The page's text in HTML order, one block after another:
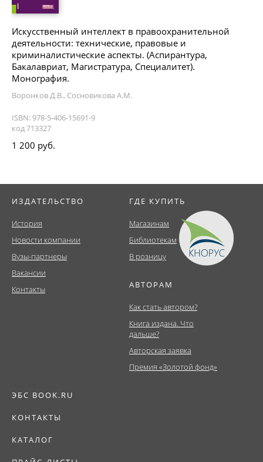
Искусственный интеллект в правоохранительной
деятельности: технические, правовые и
криминалистические аспекты. (Аспирантура,
Бакалавриат, Магистратура, Специалитет).
Монография.
Воронков Д.В., Сосновикова А.М.
ISBN: 978-5-406-15691-9
код 713327
1 200 руб.
ИЗДАТЕЛЬСТВО
История
Новости компании
Вузы-партнеры
Вакансии
Контакты
ГДЕ КУПИТЬ
Магазинам
Библиотекам
В розницу
АВТОРАМ
Как стать автором?
Книга издана. Что
дальше?
Авторская заявка
Премия «Золотой фонд»
ЭБС BOOK.RU
КОНТАКТЫ
КАТАЛОГ